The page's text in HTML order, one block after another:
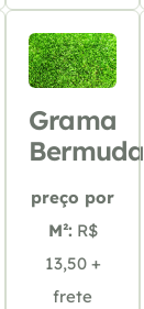
Grama
Bermuda
preço por
M²: R$
13,50 +
frete